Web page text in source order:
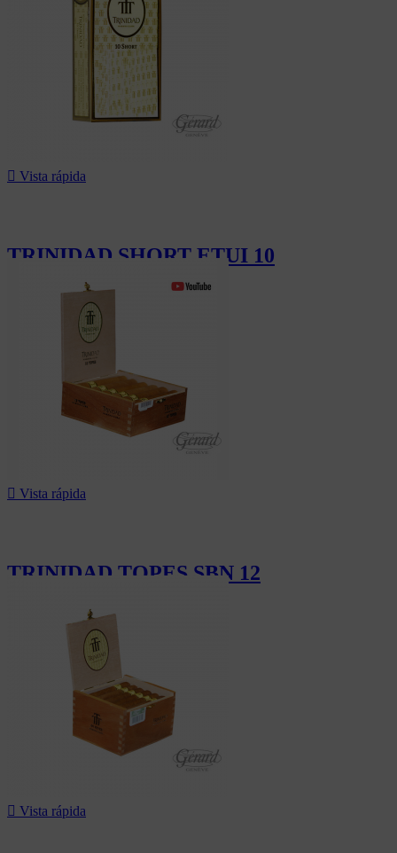
 Vista rápida
TRINIDAD SHORT ETUI 10
18,10 CHF
 Vista rápida
TRINIDAD TOPES SBN 12
 Vista rápida